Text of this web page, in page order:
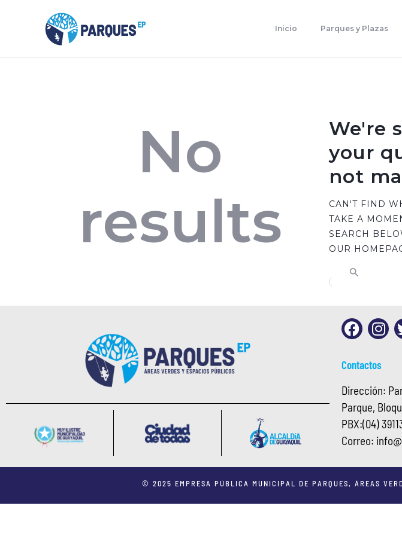
Inicio Parques y Plazas
Parques Y Plazas
Planificación
No
results
We're
your
not
CAN'T FIND
TAKE A
SEARCH
OUR
Contactos
Dirección:
Parque,
PBX:(04)
Correo: info@
© 2025 EMPRESA PÚBLICA MUNICIPAL DE PARQUES, ÁREAS